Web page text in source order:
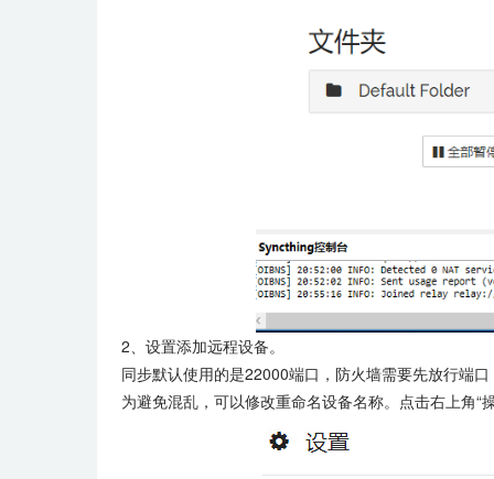
2、设置添加远程设备。
同步默认使用的是22000端口， 防火墙需要先放行端口
为避免混乱，可以修改重命名设备名称。点击右上角“